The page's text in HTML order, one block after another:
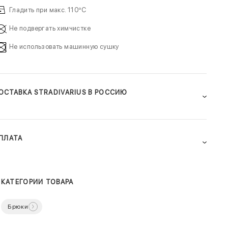
Гладить при макс. 110ºC
Не подвергать химчистке
Не использовать машинную сушку
STRADIVARIUS В РОССИЮ
КАТЕГОРИИ ТОВАРА
Брюки